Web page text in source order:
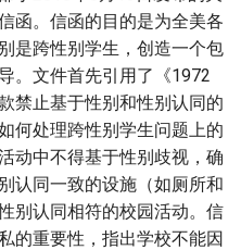
函。信函的目的是为全美各
是跨性别学生，创造一个包
。文件首先引用了《1972
禁止基于性别和性别认同的
何处理跨性别学生问题上的
动中不得基于性别歧视，确
认同一致的设施（如厕所和
别认同相符的校园活动。信
的重要性，指出学校不能因